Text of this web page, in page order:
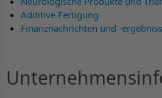
Additive Fertigung
Finanznachrichten und -